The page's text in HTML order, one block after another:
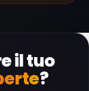
il tuo
?